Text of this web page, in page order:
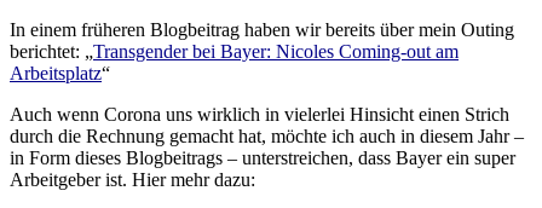
In einem früheren Blogbeitrag haben wir bereits über mein Outing
berichtet: „Transgender bei Bayer: Nicoles Coming-out am
Arbeitsplatz“
Auch wenn Corona uns wirklich in vielerlei Hinsicht einen Strich
durch die Rechnung gemacht hat, möchte ich auch in diesem Jahr –
in Form dieses Blogbeitrags – unterstreichen, dass Bayer ein super
Arbeitgeber ist. Hier mehr dazu: